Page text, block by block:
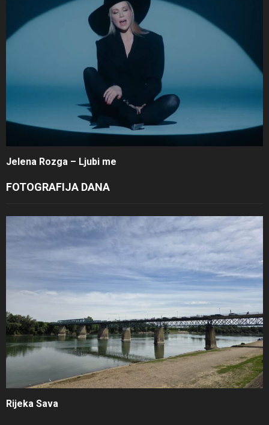
Jelena Rozga – Ljubi me
FOTOGRAFIJA DANA
Rijeka Sava